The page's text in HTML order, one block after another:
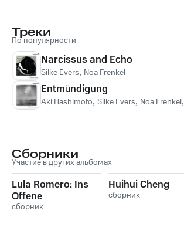
Треки
По популярности
Narcissus and Echo
Silke Evers, Noa Frenkel
Entmündigung
Aki Hashimoto, Silke Evers, Noa Frenkel,
Сборники
Участие в других альбомах
Lula Romero: Ins
Offene
сборник
Huihui Cheng
сборник